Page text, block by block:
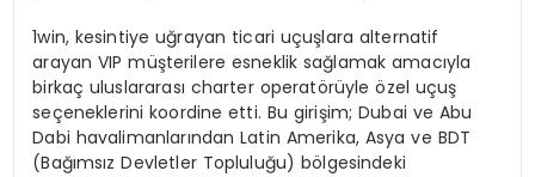
1win, kesintiye uğrayan ticari uçuşlara alternatif
arayan VIP müşterilere esneklik sağlamak amacıyla
birkaç uluslararası charter operatörüyle özel uçuş
seçeneklerini koordine etti. Bu girişim; Dubai ve Abu
Dabi havalimanlarından Latin Amerika, Asya ve BDT
(Bağımsız Devletler Topluluğu) bölgesindeki